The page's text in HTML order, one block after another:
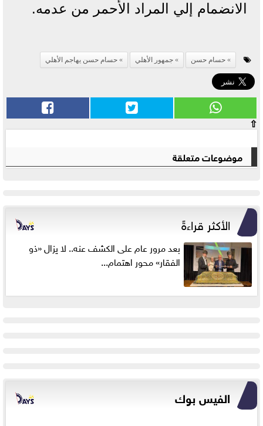
الانضمام إلي المراد الأحمر من عدمه.
حسام حسن جمهور الأهلي حسام حسن يهاجم الأهلي
⇧
موضوعات متعلقة
الأكثر قراءةً
بعد مرور عام على الكشف عنه.. لا يزال «ذو
الفقار» محور اهتمام...
الفيس بوك